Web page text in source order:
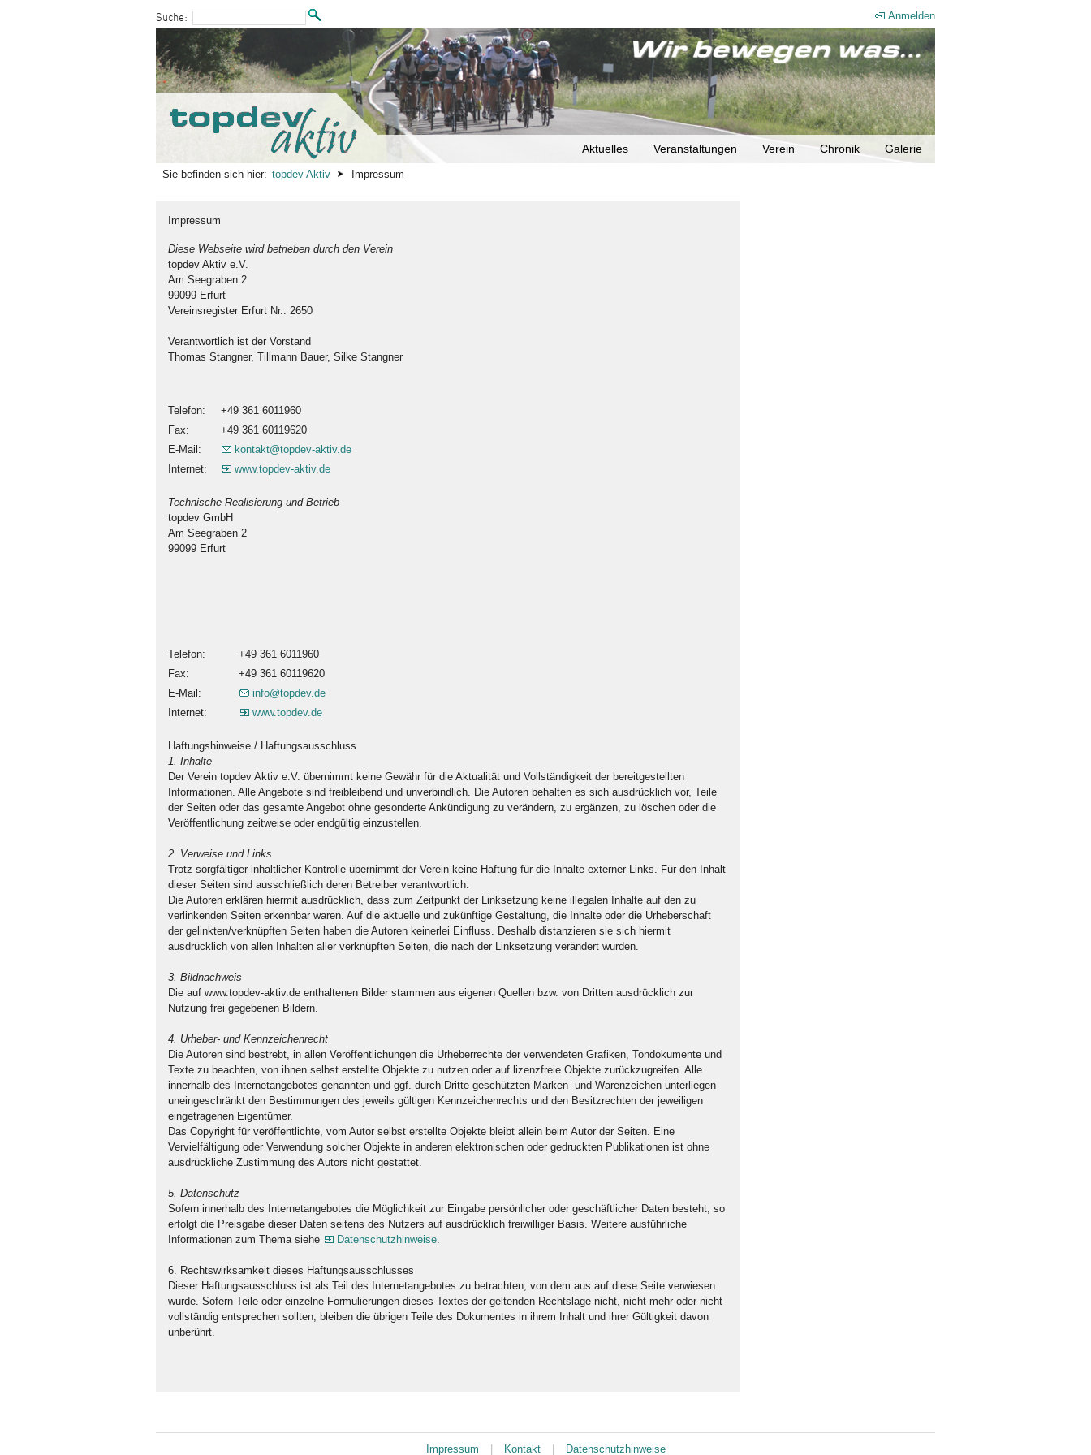
Suche: Anmelden
Aktuelles Veranstaltungen Verein Chronik Galerie
Sie befinden sich hier: topdev Aktiv Impressum
Impressum
Diese Webseite wird betrieben durch den Verein
topdev Aktiv e.V.
Am Seegraben 2
99099 Erfurt
Vereinsregister Erfurt Nr.: 2650
Verantwortlich ist der Vorstand
Thomas Stangner, Tillmann Bauer, Silke Stangner
Telefon:
+49 361 6011960
Fax:
+49 361 60119620
E-Mail:
kontakt@topdev-aktiv.de
Internet:
www.topdev-aktiv.de
Technische Realisierung und Betrieb
topdev GmbH
Am Seegraben 2
99099 Erfurt
Telefon:
+49 361 6011960
Fax:
+49 361 60119620
E-Mail:
info@topdev.de
Internet:
www.topdev.de
Haftungshinweise / Haftungsausschluss
1. Inhalte
Der Verein topdev Aktiv e.V. übernimmt keine Gewähr für die Aktualität und Vollständigkeit der bereitgestellten
Informationen. Alle Angebote sind freibleibend und unverbindlich. Die Autoren behalten es sich ausdrücklich vor, Teile
der Seiten oder das gesamte Angebot ohne gesonderte Ankündigung zu verändern, zu ergänzen, zu löschen oder die
Veröffentlichung zeitweise oder endgültig einzustellen.
2. Verweise und Links
Trotz sorgfältiger inhaltlicher Kontrolle übernimmt der Verein keine Haftung für die Inhalte externer Links. Für den Inhalt
dieser Seiten sind ausschließlich deren Betreiber verantwortlich.
Die Autoren erklären hiermit ausdrücklich, dass zum Zeitpunkt der Linksetzung keine illegalen Inhalte auf den zu
verlinkenden Seiten erkennbar waren. Auf die aktuelle und zukünftige Gestaltung, die Inhalte oder die Urheberschaft
der gelinkten/verknüpften Seiten haben die Autoren keinerlei Einfluss. Deshalb distanzieren sie sich hiermit
ausdrücklich von allen Inhalten aller verknüpften Seiten, die nach der Linksetzung verändert wurden.
3. Bildnachweis
Die auf www.topdev-aktiv.de enthaltenen Bilder stammen aus eigenen Quellen bzw. von Dritten ausdrücklich zur
Nutzung frei gegebenen Bildern.
4. Urheber- und Kennzeichenrecht
Die Autoren sind bestrebt, in allen Veröffentlichungen die Urheberrechte der verwendeten Grafiken, Tondokumente und
Texte zu beachten, von ihnen selbst erstellte Objekte zu nutzen oder auf lizenzfreie Objekte zurückzugreifen. Alle
innerhalb des Internetangebotes genannten und ggf. durch Dritte geschützten Marken- und Warenzeichen unterliegen
uneingeschränkt den Bestimmungen des jeweils gültigen Kennzeichenrechts und den Besitzrechten der jeweiligen
eingetragenen Eigentümer.
Das Copyright für veröffentlichte, vom Autor selbst erstellte Objekte bleibt allein beim Autor der Seiten. Eine
Vervielfältigung oder Verwendung solcher Objekte in anderen elektronischen oder gedruckten Publikationen ist ohne
ausdrückliche Zustimmung des Autors nicht gestattet.
5. Datenschutz
Sofern innerhalb des Internetangebotes die Möglichkeit zur Eingabe persönlicher oder geschäftlicher Daten besteht, so
erfolgt die Preisgabe dieser Daten seitens des Nutzers auf ausdrücklich freiwilliger Basis. Weitere ausführliche
Informationen zum Thema siehe
Datenschutzhinweise.
6. Rechtswirksamkeit dieses Haftungsausschlusses
Dieser Haftungsausschluss ist als Teil des Internetangebotes zu betrachten, von dem aus auf diese Seite verwiesen
wurde. Sofern Teile oder einzelne Formulierungen dieses Textes der geltenden Rechtslage nicht, nicht mehr oder nicht
vollständig entsprechen sollten, bleiben die übrigen Teile des Dokumentes in ihrem Inhalt und ihrer Gültigkeit davon
unberührt.
Impressum Kontakt Datenschutzhinweise